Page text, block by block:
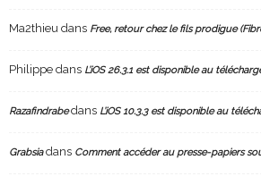
Ma2thieu dans Free, retour chez le fils prodigue
Philippe dans L’iOS 26.3.1 est disponible au
Razafindrabedans L’iOS 10.3.3 est disponible au
Grabsiadans Comment accéder au presse-papiers